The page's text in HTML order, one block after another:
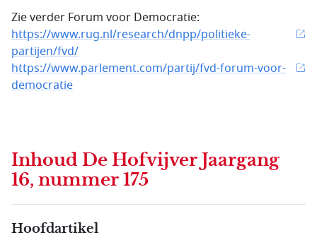
Zie verder Forum voor Democratie:
https://www.rug.nl/research/dnpp/politieke-
partijen/fvd/
https://www.parlement.com/partij/fvd-forum-voor-
democratie
Inhoud De Hofvijver Jaargang
16, nummer 175
Hoofdartikel